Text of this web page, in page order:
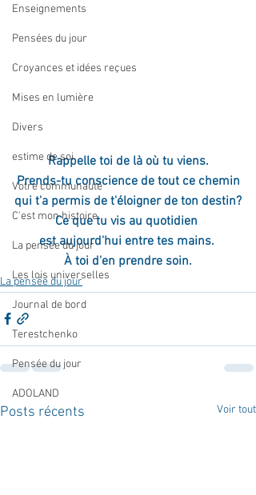
Enseignements
Pensées du jour
Croyances et idées reçues
Mises en lumière
Divers
estime de soi
Votre communauté
C'est mon histoire
La pensée du jour
Les lois universelles
Journal de bord
Terestchenko
Pensée du jour
ADOLAND
Rappelle toi de là où tu viens.
Prends-tu conscience de tout ce chemin
qui t'a permis de t'éloigner de ton destin?
Ce que tu vis au quotidien
est aujourd'hui entre tes mains.
À toi d'en prendre soin.
La pensée du jour
Posts récents Voir tout